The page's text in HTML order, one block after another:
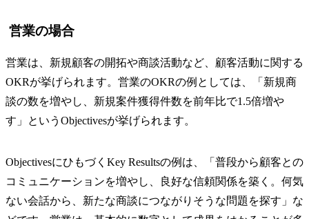
営業の場合
営業は、新規顧客の開拓や商談活動など、顧客活動に関する
OKRが挙げられます。営業のOKRの例としては、「新規商
談の数を増やし、新規案件獲得件数を前年比で1.5倍増や
す」というObjectivesが挙げられます。
ObjectivesにひもづくKey Resultsの例は、「普段から顧客との
コミュニケーションを増やし、良好な信頼関係を築く。何気
ない会話から、新たな商談につながりそうな問題を探す」な